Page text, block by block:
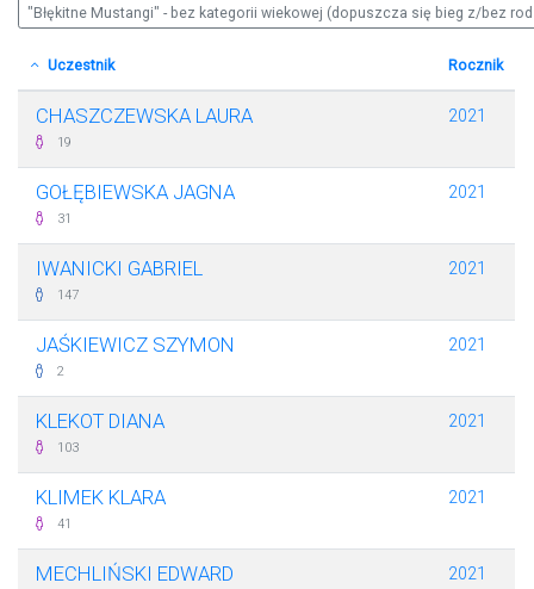
"Błękitne Mustangi" - bez kategorii wiekowej (dopuszcza się bieg z/bez
Uczestnik Rocznik
CHASZCZEWSKA LAURA
19
2021
GOŁĘBIEWSKA JAGNA
31
2021
IWANICKI GABRIEL
147
2021
JAŚKIEWICZ SZYMON
2
2021
KLEKOT DIANA
103
2021
KLIMEK KLARA
41
2021
MECHLIŃSKI EDWARD 2021